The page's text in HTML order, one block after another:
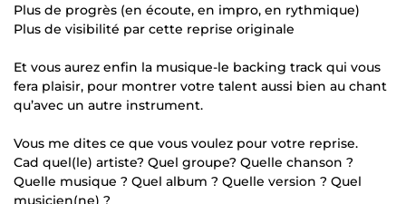
Plus de progrès (en écoute, en impro, en rythmique)
Plus de visibilité par cette reprise originale
Et vous aurez enfin la musique-le backing track qui vous
fera plaisir, pour montrer votre talent aussi bien au chant
qu’avec un autre instrument.
Vous me dites ce que vous voulez pour votre reprise.
Cad quel(le) artiste? Quel groupe? Quelle chanson ?
Quelle musique ? Quel album ? Quelle version ? Quel
musicien(ne) ?